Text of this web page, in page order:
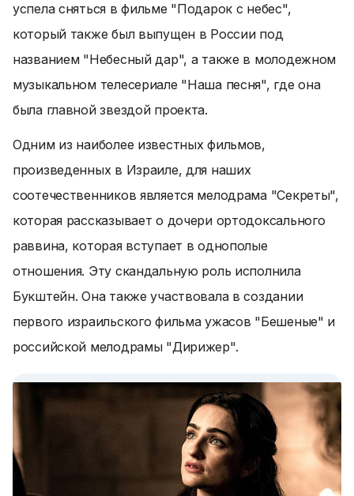
успела сняться в фильме "Подарок с небес",
который также был выпущен в России под
названием "Небесный дар", а также в молодежном
музыкальном телесериале "Наша песня", где она
была главной звездой проекта.
Одним из наиболее известных фильмов,
произведенных в Израиле, для наших
соотечественников является мелодрама "Секреты",
которая рассказывает о дочери ортодоксального
раввина, которая вступает в однополые
отношения. Эту скандальную роль исполнила
Букштейн. Она также участвовала в создании
первого израильского фильма ужасов "Бешеные" и
российской мелодрамы "Дирижер".